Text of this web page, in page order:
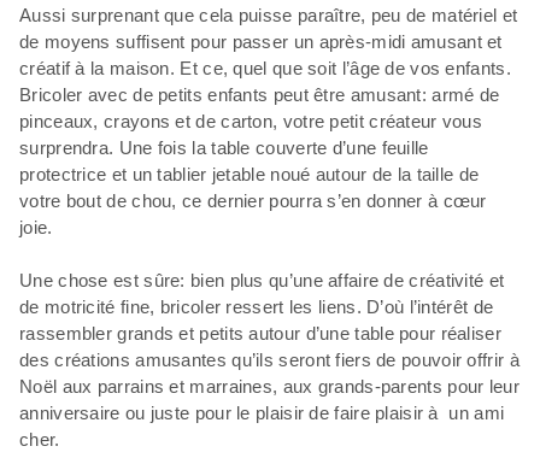
Aussi surprenant que cela puisse paraître, peu de matériel et
de moyens suffisent pour passer un après-midi amusant et
créatif à la maison. Et ce, quel que soit l’âge de vos enfants.
Bricoler avec de petits enfants peut être amusant: armé de
pinceaux, crayons et de carton, votre petit créateur vous
surprendra. Une fois la table couverte d’une feuille
protectrice et un tablier jetable noué autour de la taille de
votre bout de chou, ce dernier pourra s’en donner à cœur
joie.
Une chose est sûre: bien plus qu’une affaire de créativité et
de motricité fine, bricoler ressert les liens. D’où l’intérêt de
rassembler grands et petits autour d’une table pour réaliser
des créations amusantes qu’ils seront fiers de pouvoir offrir à
Noël aux parrains et marraines, aux grands-parents pour leur
anniversaire ou juste pour le plaisir de faire plaisir à un ami
cher.